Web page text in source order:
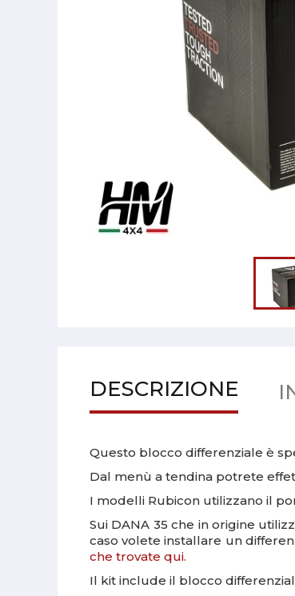
DESCRIZIONE
Questo blocco differenziale è
Dal menù a tendina potrete
I modelli Rubicon utilizzano il
Sui DANA 35 che in origine
caso volete installare un
che trovate qui.
Il kit include il blocco